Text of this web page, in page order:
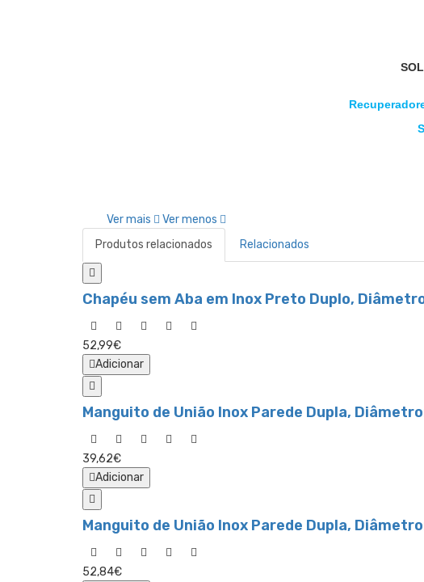
Ver mais
Ver menos
Produtos relacionados
Relacionados
Chapéu sem Aba em Inox Preto Duplo,
52,99€
Adicionar
Manguito de União Inox Parede Dupla,
39,62€
Adicionar
Manguito de União Inox Parede Dupla,
52,84€